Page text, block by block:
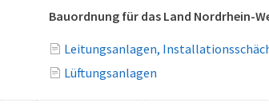
Bauordnung für das Land Nordrhein-
Leitungsanlagen,
Lüftungsanlagen